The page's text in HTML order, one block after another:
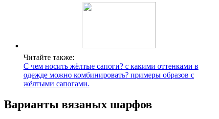
Читайте также:
С чем носить жёлтые сапоги? с какими оттенками в
одежде можно комбинировать? примеры образов с
жёлтыми сапогами.
Варианты вязаных шарфов